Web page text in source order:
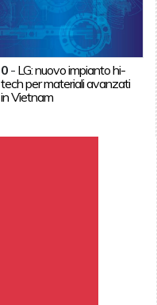
0 - LG: nuovo impianto hi-
tech per materiali avanzati
in Vietnam